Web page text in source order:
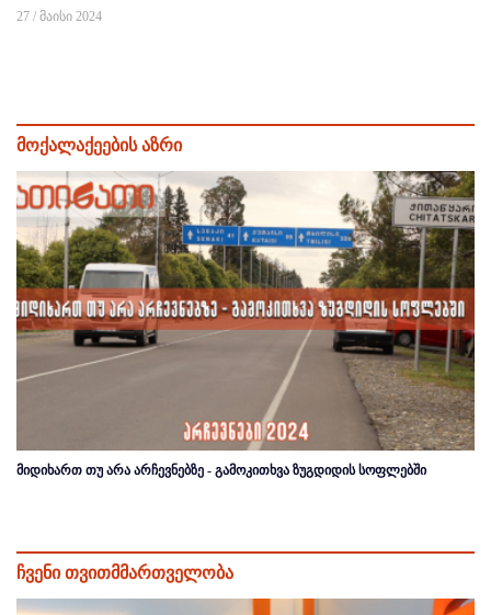
27 / მაისი 2024
მოქალაქეების აზრი
მიდიხართ თუ არა არჩევნებზე - გამოკითხვა ზუგდიდის სოფლებში
ჩვენი თვითმმართველობა